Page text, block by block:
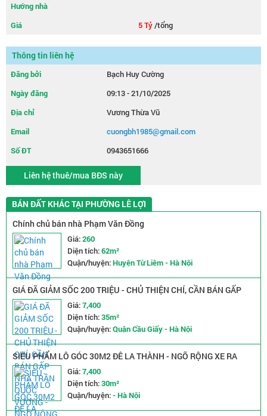
Hướng nhà
Giá
5 Tỷ/tổng
Thông tin liên hệ
Đăng bởi
Bạch Huy Cường
Ngày đăng
09:13 - 21/10/2025
Địa chỉ
Vương Thừa Vũ
Email
cuongbh1985@gmail.com
Số ĐT
0943651666
Liên hệ thuê/mua BĐS này
BÁN ĐẤT KHÁC TẠI PHƯỜNG LÊ LỢI
Chính chủ bán nhà Phạm Văn Đồng
Giá:260
Diện tích:62m²
Quận/huyện:Huyện Từ Liêm - Hà Nội
GIÁ ĐÃ GIẢM SỐC 200 TRIỆU - CHỦ THIỆN CHÍ, CẦN BÁN GẤP
NHÀ TRẦN QUỐC VƯỢNG - NGÕ NÔNG RỘNG - 2 MẶT THOÁNG
Giá:7,400
Diện tích:35m²
Quận/huyện:Quận Cầu Giấy - Hà Nội
SIÊU PHẨM LÔ GÓC 30M2 ĐÊ LA THÀNH - NGÕ RỘNG XE RA
VÀO THOẢI MÁI - GIÁ CHỈ NHỈNH 7 TỶ
Giá:7,400
Diện tích:30m²
Quận/huyện:- Hà Nội